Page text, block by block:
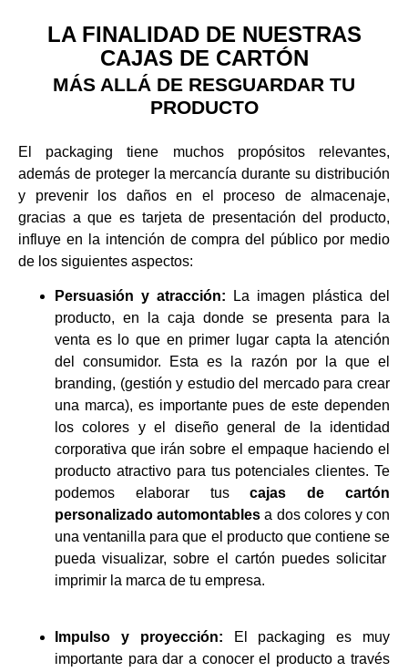
LA FINALIDAD DE NUESTRAS
CAJAS DE CARTÓN
MÁS ALLÁ DE RESGUARDAR TU
PRODUCTO
El packaging tiene muchos propósitos relevantes,
además de proteger la mercancía durante su distribución
y prevenir los daños en el proceso de almacenaje,
gracias a que es tarjeta de presentación del producto,
influye en la intención de compra del público por medio
de los siguientes aspectos:
Persuasión y atracción:
La imagen plástica del
producto, en la caja donde se presenta para la
venta es lo que en primer lugar capta la atención
del consumidor. Esta es la razón por la que el
branding, (gestión y estudio del mercado para crear
una marca), es importante pues de este dependen
los colores y el diseño general de la identidad
corporativa que irán sobre el empaque haciendo el
producto atractivo para tus potenciales clientes. Te
podemos elaborar tuscajas de cartón
personalizado automontables a dos colores y con
una ventanilla para que el producto que contiene se
pueda visualizar, sobre el cartón puedes solicitar
imprimir la marca de tu empresa.
Impulso y proyección:
El packaging es muy
importante para dar a conocer el producto a través